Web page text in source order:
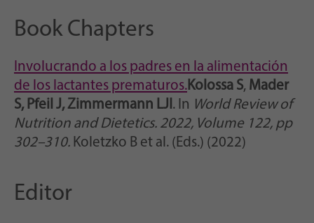
Book Chapters
Involucrando a los padres en la alimentación
de los lactantes prematuros.Kolossa S, Mader
S, Pfeil J, Zimmermann LJI . In World Review of
Nutrition and Dietetics. 2022, Volume 122, pp
302–310. Koletzko B et al. (Eds.) (2022)
Editor